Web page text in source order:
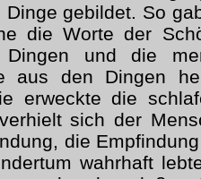
gebildet. So
die Worte der
und die
aus den Dingen
erweckte die
sich der
die
wahrhaft